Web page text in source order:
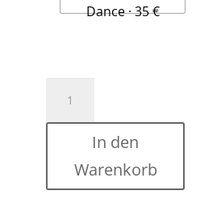
Dance · 35 €
DIVING
|
28.07.2026
Menge
In den
Warenkorb